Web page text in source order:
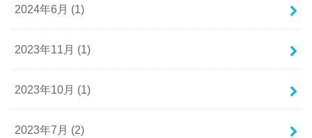
2024年6月 (1)
2023年11月 (1)
2023年10月 (1)
2023年7月 (2)